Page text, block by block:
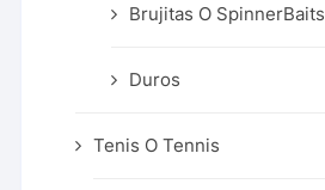
Brujitas O SpinnerBaits
Duros
Tenis O Tennis